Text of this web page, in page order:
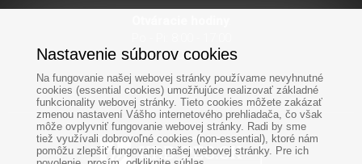
So: 8:00 - 12:00
Nastavenie súborov cookies
Na fungovanie našej webovej stránky používame nevyhnutné
cookies (essential cookies) umožňujúce realizovať základné
funkcionality webovej stránky. Tieto cookies môžete zakázať
zmenou nastavení Vášho internetového prehliadača, čo však
môže ovplyvniť fungovanie webovej stránky. Radi by sme
tiež využívali dobrovoľné cookies (non-essential), ktoré nám
pomôžu zlepšiť fungovanie našej webovej stránky. Pre ich